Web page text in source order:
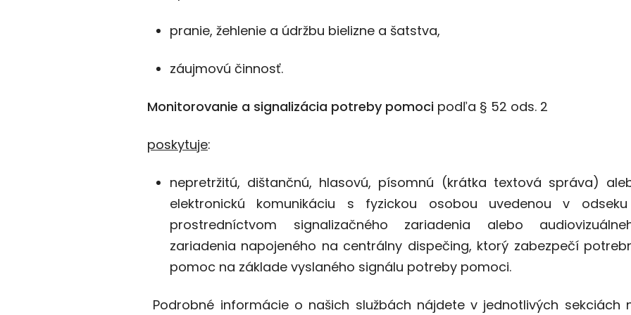
pranie, žehlenie a údržbu bielizne a šatstva,
záujmovú činnosť.
Monitorovanie a signalizácia potreby pomoci podľa § 52 ods. 2
poskytuje:
nepretržitú, dištančnú, hlasovú, písomnú (krátka textová správa)
elektronickú komunikáciu s fyzickou osobou uvedenou v
prostredníctvom signalizačného zariadenia alebo
zariadenia napojeného na centrálny dispečing, ktorý zabezpečí
pomoc na základe vyslaného signálu potreby pomoci.
Podrobné informácie o našich službách nájdete v jednotlivých sekciách